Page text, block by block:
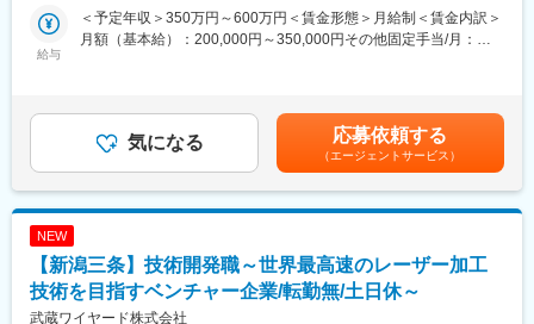
◆製造業の現場を支えるやりがい
自分が携わったシステムやアプリケーションが、実際の製造現場
◆ワークライフバランスを大切にできる環境
会社全体の残業時間は月平均12時間程度。
腰を据えて技術を磨きながら、プライベートも大切にできる環境
まっています。
今後の組織強化・技術継承を見据えた採用のため、長期的なキャ
リア形成を実現したい方にとって大きなチャンスがあります。
しております！
・主に新潟県のお客様を担当します！
の設置工事を担当いたします。
工事の進捗管理、品質管理、安全管理といった業務や、実際に設
置工事を行う協力会社との連携・調整や図面チェック、施工計画
■お客様・携わる製品について
主に食品メーカーや化学工場などの生産設備を設置する施工管理
に携わっていただきます。
給与
＜予定年収＞350万円～600万円＜賃金形態＞月給制＜賃金内訳＞
月額（基本給）：200,000円～350,000円その他固定手当/月：
業手当＞有＜給与補足＞※年収条件等は、経験等を考慮して決定い
たします。■給与改定有り：年1回■賞与：年2回（8月、1月）※業
績による■そのア固定手当：一律 通勤手当11,000円賃金はあく
までも目安の金額であり、選考を通じて上下する可能性がありま
す。月給(月額)は固定手当を含めた表記です。
気になる 応募依頼する
（エージェントサービス）
NEW
【新潟三条】技術開発職～世界最高速のレーザー加工
技術を目指すベンチャー企業/転勤無/土日休～
武蔵ワイヤード株式会社